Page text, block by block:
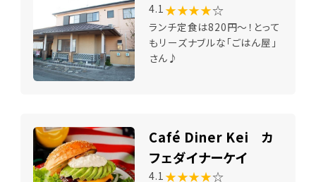
4.1 ★★★★☆
ランチ定食は820円～！とって
もリーズナブルな「ごはん屋」
さん♪
Café Diner Kei カ
フェダイナーケイ
4.1 ★★★★☆